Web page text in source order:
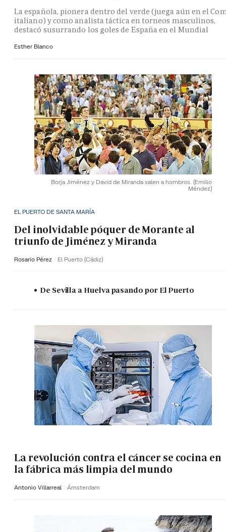
La española, pionera dentro del verde (juega aún en el
italiano) y como analista táctica en torneos masculinos,
destacó susurrando los goles de España en el Mundial
Esther Blanco
Borja Jiménez y David de Miranda salen a hombros. (Emilio
Méndez)
EL PUERTO DE SANTA MARÍA
Del inolvidable póquer de Morante al
triunfo de Jiménez y Miranda
Rosario Pérez El Puerto (Cádiz)
De Sevilla a Huelva pasando por El Puerto
La revolución contra el cáncer se cocina en
la fábrica más limpia del mundo
Antonio Villarreal Ámsterdam